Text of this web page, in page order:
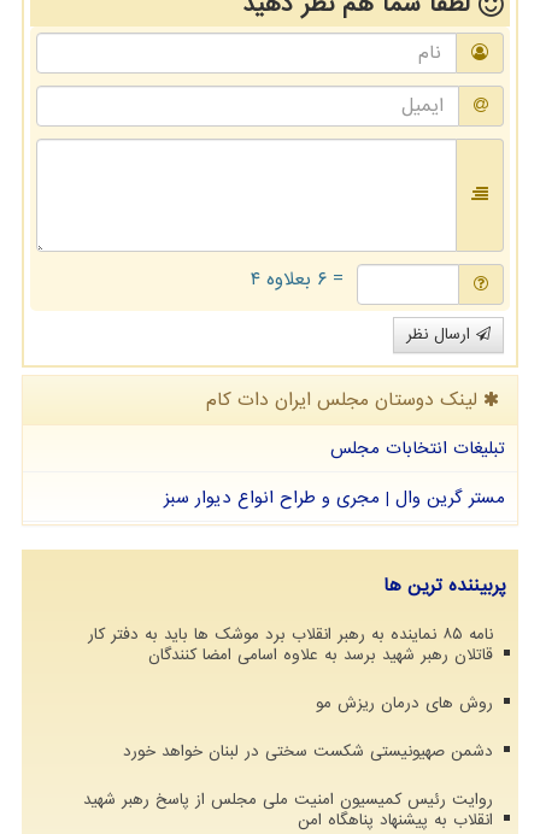
= ۶ بعلاوه ۴
ارسال نظر
لینک دوستان مجلس ایران دات كام
تبلیغات انتخابات مجلس
مستر گرین وال | مجری و طراح انواع دیوار سبز
پربیننده ترین ها
نامه ۸۵ نماینده به رهبر انقلاب برد موشک ها باید به دفتر کار
قاتلان رهبر شهید برسد به علاوه اسامی امضا کنندگان
روش های درمان ریزش مو
دشمن صهیونیستی شکست سختی در لبنان خواهد خورد
روایت رئیس کمیسیون امنیت ملی مجلس از پاسخ رهبر شهید
انقلاب به پیشنهاد پناهگاه امن